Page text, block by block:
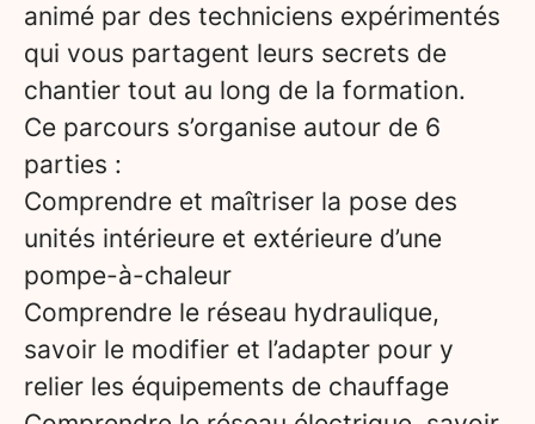
animé par des techniciens expérimentés
qui vous partagent leurs secrets de
chantier tout au long de la formation.
Ce parcours s’organise autour de 6
parties :
Comprendre et maîtriser la pose des
unités intérieure et extérieure d’une
pompe-à-chaleur
Comprendre le réseau hydraulique,
savoir le modifier et l’adapter pour y
relier les équipements de chauffage